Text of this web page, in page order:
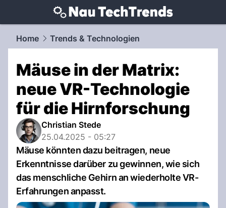
techtrends.NAU.ch
Home Trends & Technologien
Mäuse in der Matrix:
neue VR-Technologie
für die Hirnforschung
Christian Stede
25.04.2025 - 05:27
Mäuse könnten dazu beitragen, neue
Erkenntnisse darüber zu gewinnen, wie sich
das menschliche Gehirn an wiederholte VR-
Erfahrungen anpasst.